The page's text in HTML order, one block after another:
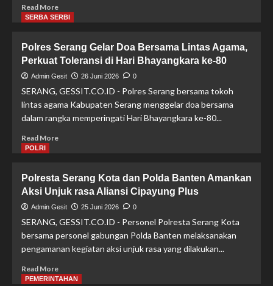
Huni
Kini
Nyaman
Read MoreRead
more
Haji
Mujamalah
VIP,
Dua
Diduga
Gelapkan
SERBA SERBI
Polres Serang Gelar Doa Bersama Lintas Agama,
Perkuat Toleransi di Hari Bhayangkara ke-80
Admin Gesit 26 Juni 2026 0
SERANG, GESSIT.CO.ID - Polres Serang bersama tokoh
lintas agama Kabupaten Serang menggelar doa bersama
dalam rangka memperingati Hari Bhayangkara ke-80...
Read MoreRead
Serang
Gelar
Doa
Bersama
Agama,
Perkuat
di
POLRI
Polresta Serang Kota dan Polda Banten Amankan
Aksi Unjuk rasa Aliansi Cipayung Plus
Admin Gesit 25 Juni 2026 0
SERANG, GESSIT.CO.ID - Personel Polresta Serang Kota
bersama personel gabungan Polda Banten melaksanakan
pengamanan kegiatan aksi unjuk rasa yang dilakukan...
Read MoreRead
more
PEMERINTAHAN